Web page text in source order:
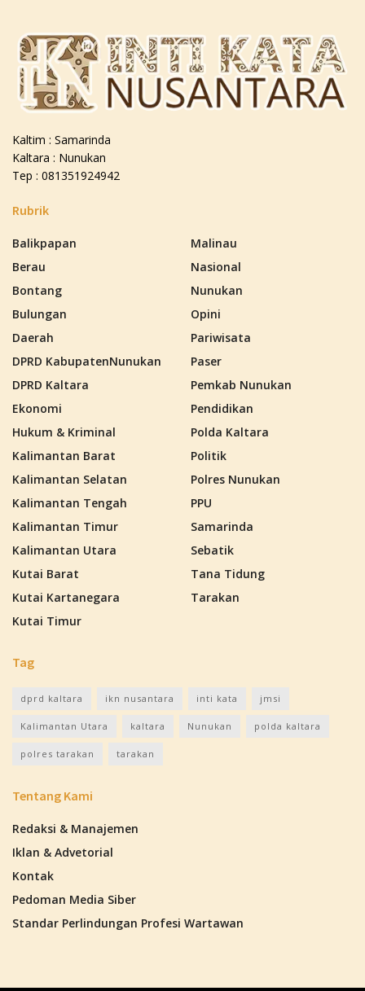
Kaltim : Samarinda
Kaltara : Nunukan
Tep : 081351924942
Rubrik
Balikpapan
Berau
Bontang
Bulungan
Daerah
DPRD KabupatenNunukan
DPRD Kaltara
Ekonomi
Hukum & Kriminal
Kalimantan Barat
Kalimantan Selatan
Kalimantan Tengah
Kalimantan Timur
Kalimantan Utara
Kutai Barat
Kutai Kartanegara
Kutai Timur
Malinau
Nasional
Nunukan
Opini
Pariwisata
Paser
Pemkab Nunukan
Pendidikan
Polda Kaltara
Politik
Polres Nunukan
PPU
Samarinda
Sebatik
Tana Tidung
Tarakan
Tag
dprd kaltara ikn nusantara inti kata jmsi
Kalimantan Utara kaltara Nunukan polda kaltara
polres tarakan tarakan
Tentang Kami
Redaksi & Manajemen
Iklan & Advetorial
Kontak
Pedoman Media Siber
Standar Perlindungan Profesi Wartawan